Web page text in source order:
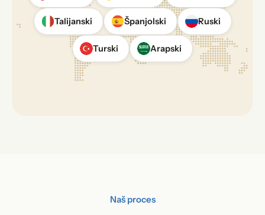
Talijanski Španjolski Ruski
Turski Arapski
Naš proces